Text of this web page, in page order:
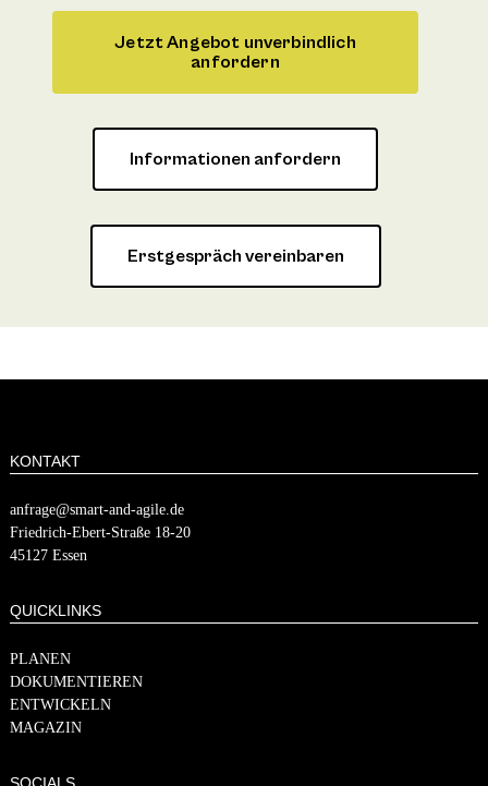
Jetzt Angebot unverbindlich
anfordern
Informationen anfordern
Erstgespräch vereinbaren
KONTAKT
anfrage@smart-and-agile.de
​​Friedrich-Ebert-Straße 18-20
45127 Essen
QUICKLINKS
PLANEN
DOKUMENTIEREN
ENTWICKELN
MAGAZIN